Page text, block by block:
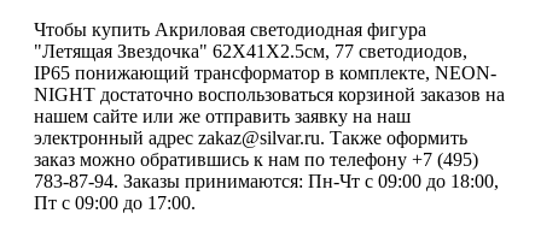
Чтобы купить Акриловая светодиодная фигура
"Летящая Звездочка" 62X41X2.5см, 77 светодиодов,
IP65 понижающий трансформатор в комплекте, NEON-
NIGHT достаточно воспользоваться корзиной заказов на
нашем сайте или же отправить заявку на наш
электронный адрес zakaz@silvar.ru. Также оформить
заказ можно обратившись к нам по телефону +7 (495)
783-87-94. Заказы принимаются: Пн-Чт с 09:00 до 18:00,
Пт с 09:00 до 17:00.